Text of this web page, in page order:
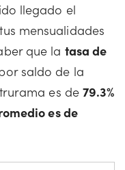
llegado el
mensualidades
que la tasa de
saldo de la
es de 79.3%
es de